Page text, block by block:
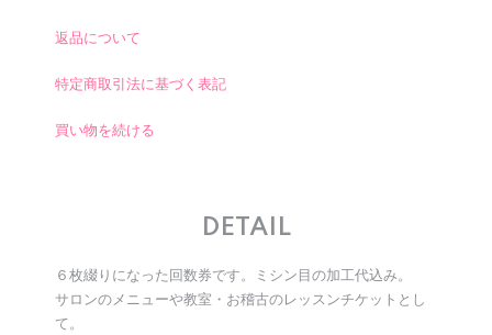
返品について
特定商取引法に基づく表記
買い物を続ける
DETAIL
６枚綴りになった回数券です。ミシン目の加工代込み。
サロンのメニューや教室・お稽古のレッスンチケットとし
て。